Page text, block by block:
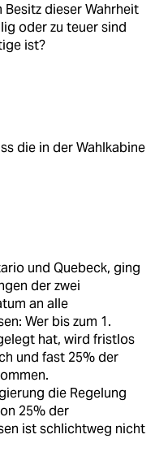
dieser Wahrheit
oder zu teuer sind
ist?
die in der Wahlkabine
und Quebeck, ging
der zwei
an alle
Wer bis zum 1.
hat, wird fristlos
und fast 25% der
die Regelung
25% der
ist schlichtweg nicht